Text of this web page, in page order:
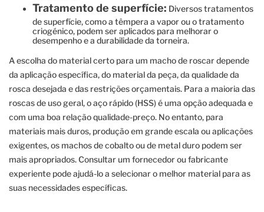
Tratamento de superfície: Diversos tratamentos
de superfície, como a têmpera a vapor ou o tratamento
criogénico, podem ser aplicados para melhorar o
desempenho e a durabilidade da torneira.
A escolha do material certo para um macho de roscar depende
da aplicação específica, do material da peça, da qualidade da
rosca desejada e das restrições orçamentais. Para a maioria das
roscas de uso geral, o aço rápido (HSS) é uma opção adequada e
com uma boa relação qualidade-preço. No entanto, para
materiais mais duros, produção em grande escala ou aplicações
exigentes, os machos de cobalto ou de metal duro podem ser
mais apropriados. Consultar um fornecedor ou fabricante
experiente pode ajudá-lo a selecionar o melhor material para as
suas necessidades específicas.